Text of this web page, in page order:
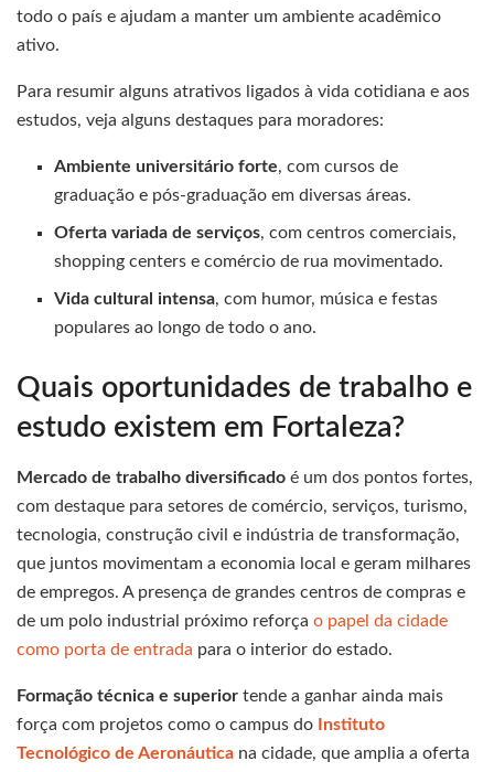
todo o país e ajudam a manter um ambiente acadêmico
ativo.
Para resumir alguns atrativos ligados à vida cotidiana e aos
estudos, veja alguns destaques para moradores:
Ambiente universitário forte, com cursos de
graduação e pós-graduação em diversas áreas.
Oferta variada de serviços, com centros comerciais,
shopping centers e comércio de rua movimentado.
Vida cultural intensa, com humor, música e festas
populares ao longo de todo o ano.
Quais oportunidades de trabalho e
estudo existem em Fortaleza?
Mercado de trabalho diversificado é um dos pontos fortes,
com destaque para setores de comércio, serviços, turismo,
tecnologia, construção civil e indústria de transformação,
que juntos movimentam a economia local e geram milhares
de empregos. A presença de grandes centros de compras e
de um polo industrial próximo reforça o papel da cidade
como porta de entrada para o interior do estado.
Formação técnica e superior tende a ganhar ainda mais
força com projetos como o campus do
Instituto
Tecnológico de Aeronáutica na cidade, que amplia a oferta